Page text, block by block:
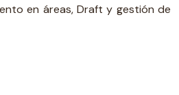
en áreas, Draft y gestión de